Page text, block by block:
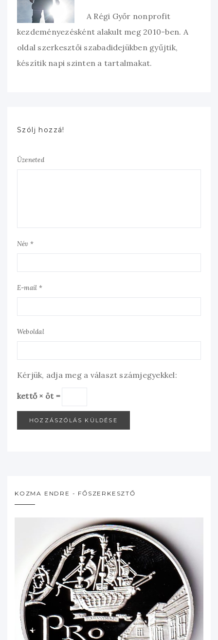
A Régi Győr nonprofit
kezdeményezésként alakult meg 2010-ben. A
oldal szerkesztői szabadidejükben gyűjtik,
készítik napi szinten a tartalmakat.
Szólj hozzá!
Üzeneted
Név *
E-mail *
Weboldal
Kérjük, adja meg a választ számjegyekkel:
kettő × öt =
KOZMA ENDRE - FŐSZERKESZTŐ